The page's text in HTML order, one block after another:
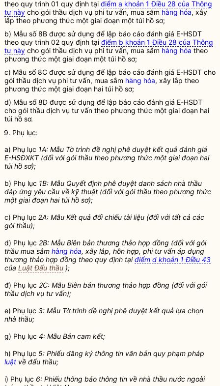
theo quy trình 01 quy định tại điểm a khoản 1 Điều 28 của Thông
tư này cho gói thầu dịch vụ phi tư vấn, mua sắm hàng hóa, xây
lắp theo phương thức một giai đoạn một túi hồ sơ;
b) Mẫu số 8B được sử dụng để lập báo cáo đánh giá E-HSDT
theo quy trình 02 quy định tại điểm b khoản 1 Điều 28 của Thông
tư này cho gói thầu dịch vụ phi tư vấn, mua sắm hàng hóa theo
phương thức một giai đoạn một túi hồ sơ;
c) Mẫu số 8C được sử dụng để lập báo cáo đánh giá E-HSDT cho
gói thầu dịch vụ phi tư vấn, mua sắm hàng hóa, xây lắp theo
phương thức một giai đoạn hai túi hồ sơ;
d) Mẫu số 8D được sử dụng để lập báo cáo đánh giá E-HSDT
cho gói thầu dịch vụ tư vấn theo phương thức một giai đoạn hai
túi hồ sơ.
9. Phụ lục:
a) Phụ lục 1A: Mẫu Tờ trình đề nghị phê duyệt kết quả đánh giá
E-HSĐXKT(đối vớigói thầu theo phương thức một giai đoạn hai
túi hồ sơ);
b) Phụ lục 1B: Mẫu Quyết định phê duyệt danh sách nhà thầu
đáp ứng yêu cầu về kỹ thuật (đối vớigói thầu theo phương thức
một giai đoạn hai túi hồ sơ);
c) Phụ lục 2A: Mẫu Kết quả đối chiếu tài liệu (đối với tất cả các
gói thầu);
d) Phụ lục 2B: Mẫu Biên bản thương thảo hợp đồng (đối vớigói
thầu mua sắm hàng hóa, xây lắp, hỗn hợp, phi tư vấn áp dụng
thương thảo hợp đồng theo quy định tạiđiểm d khoản 1 Điều 43
của Luật Đấu thầu );
đ) Phụ lục 2C: Mẫu Biên bản thương thảo hợp đồng (đối vớigói
thầu dịch vụ tư vấn);
e) Phụ lục 3: Mẫu Tờ trình đề nghị phê duyệt kết quả lựa chọn
nhà thầu;
g) Phụ lục 4: Mẫu Bản cam kết;
h) Phụ lục 5: Phiếu đăng ký thông tin văn bản quy phạm pháp
luật về đấu thầu;
i) Phụ lục 6: Phiếu thông báo thông tin về nhà thầu nước ngoài